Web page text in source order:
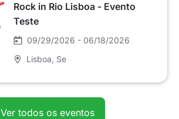
Rock in Rio Lisboa - Evento
Teste
09/29/2026 - 06/18/2026
Lisboa , Se
Ver todos os eventos